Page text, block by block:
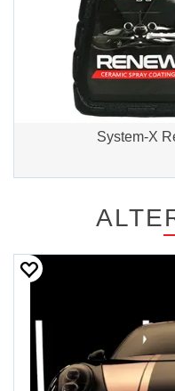
System-X